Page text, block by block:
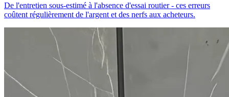
De l'entretien sous-estimé à l'absence d'essai routier - ces erreurs
coûtent régulièrement de l'argent et des nerfs aux acheteurs.